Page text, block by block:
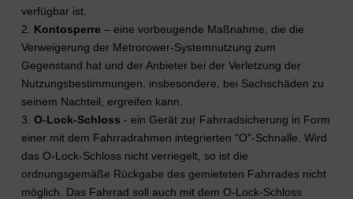
verfügbar ist.
2. Kontosperre – eine vorbeugende Maßnahme, die die
Verweigerung der Metrorower-Systemnutzung zum
Gegenstand hat und der Anbieter bei der Verletzung der
Nutzungsbestimmungen, insbesondere, bei Sachschäden zu
seinem Nachteil, ergreifen kann.
3. O-Lock-Schloss - ein Gerät zur Fahrradsicherung in Form
einer mit dem Fahrradrahmen integrierten "O"-Schnalle. Wird
das O-Lock-Schloss nicht verriegelt, so ist die
ordnungsgemäße Rückgabe des gemieteten Fahrrades nicht
möglich. Das Fahrrad soll auch mit dem O-Lock-Schloss